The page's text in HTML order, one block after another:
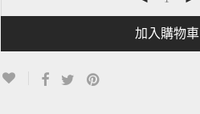
加入購物車